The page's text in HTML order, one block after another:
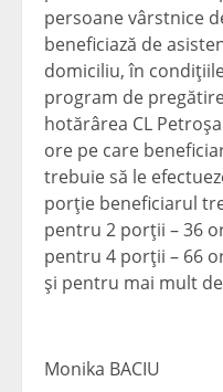
persoane vârstnice
beneficiază de
domiciliu, în
program de
hotărârea CL
ore pe care
trebuie să le
porţie beneficiarul
pentru 2 porţii – 36
pentru 4 porţii – 66
şi pentru mai mult
Monika BACIU